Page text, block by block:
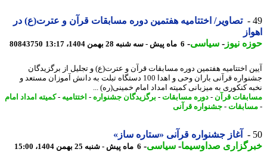
تصاویر/ اختتامیه هفتمین دوره مسابقات قرآن و عترت(ع) در
نیوز-سیاسی-6 ماه پیش - سه شنبه 28 بهمن 1404، 13:17 80843750
اختتامیه هفتمین دوره مسابقات قرآن و عترت(ع) و تجلیل از برگزیدگان
جشنواره قرآنی باران وحی و اهدا 100 دستگاه تبلت به دانش آموزان مستعد و
کنکوری به میزبانی کمیته امداد امام خمینی(ره) ...
قرآن- دوره مسابقات-برگزیدگان جشنواره- اختتامیه-کمیته امداد امام
-جشنواره قرآنی
آغاز جشنواره قرآنی «ستاره ساز»
صداوسیما-سیاسی-6 ماه پیش - شنبه 25 بهمن 1404، 15:00